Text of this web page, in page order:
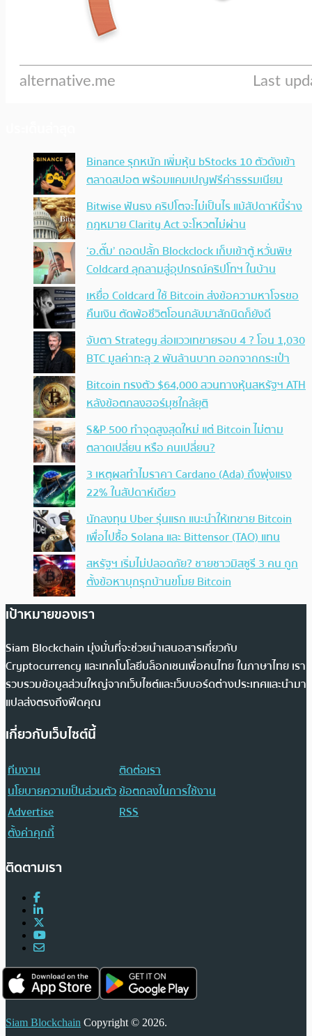
Binance รุกหนัก เพิ่มหุ้น bStocks 10 ตัวดังเข้า
ตลาดสปอต พร้อมแคมเปญฟรีค่าธรรมเนียม
Bitwise ฟันธง คริปโตจะไม่เป็นไร แม้สัปดาห์นี้ร่าง
กฎหมาย Clarity Act จะโหวตไม่ผ่าน
‘อ.ตั๊ม’ ถอดปลั้ก Blockclock เก็บเข้าตู้ หวั่นพิษ
Coldcard ลุกลามสู่อุปกรณ์คริปโทฯ ในบ้าน
เหยื่อ Coldcard ใช้ Bitcoin ส่งข้อความหาโจรขอ
คืนเงิน ตัดพ้อชีวิตโอนกลับมาสักนิดก็ยังดี
จับตา Strategy ส่อแววเทขายรอบ 4 ? โอน 1,030
BTC มูลค่าทะลุ 2 พันล้านบาท ออกจากกระเป๋า
Bitcoin ทรงตัว $64,000 สวนทางหุ้นสหรัฐฯ ATH
หลังข้อตกลงฮอร์มุซใกล้ยุติ
S&P 500 ทำจุดสูงสุดใหม่ แต่ Bitcoin ไม่ตาม
ตลาดเปลี่ยน หรือ คนเปลี่ยน?
3 เหตุผลทำไมราคา Cardano (Ada) ถึงพุ่งแรง
22% ในสัปดาห์เดียว
นักลงทุน Uber รุ่นแรก แนะนำให้เทขาย Bitcoin
เพื่อไปซื้อ Solana และ Bittensor (TAO) แทน
สหรัฐฯ เริ่มไม่ปลอดภัย? ชายชาวมิสซูรี 3 คน ถูก
ตั้งข้อหาบุกรุกบ้านขโมย Bitcoin
เป้าหมายของเรา
Siam Blockchain มุ่งมั่นที่จะช่วยนำเสนอสารเกี่ยวกับ
Cryptocurrency และเทคโนโลยีบล็อกเชนเพื่อคนไทย ในภาษาไทย เรา
รวบรวมข้อมูลส่วนใหญ่จากเว็บไซต์และเว็บบอร์ดต่างประเทศและนำมา
แปลส่งตรงถึงฟีดคุณ
เกี่ยวกับเว็บไซต์นี้
ทีมงาน
ติดต่อเรา
นโยบายความเป็นส่วนตัวข้อตกลงในการใช้งาน
Advertise
RSS
ตั้งค่าคุกกี้
ติดตามเรา
Siam Blockchain Copyright © 2026.